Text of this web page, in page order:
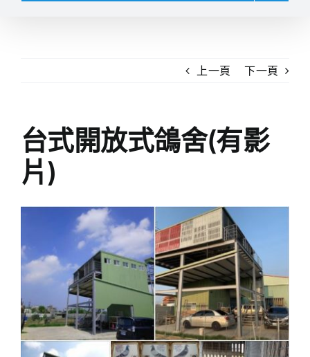
上一頁 下一頁
台式開放式鴿舍(有影
片)